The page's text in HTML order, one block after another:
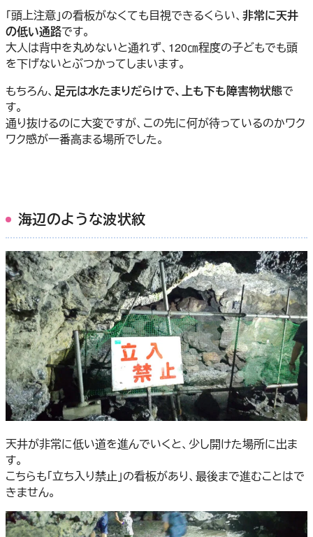
「頭上注意」の看板がなくても目視できるくらい、 非常に天井
の低い通路です。
大人は背中を丸めないと通れず、120㎝程度の子どもでも頭
を下げないとぶつかってしまいます。
もちろん、 足元は水たまりだらけで、上も下も障害物状態で
す。
通り抜けるのに大変ですが、この先に何が待っているのかワク
ワク感が一番高まる場所でした。
海辺のような波状紋
天井が非常に低い道を進んでいくと、少し開けた場所に出ま
す。
こちらも「立ち入り禁止」の看板があり、最後まで進むことはで
きません。